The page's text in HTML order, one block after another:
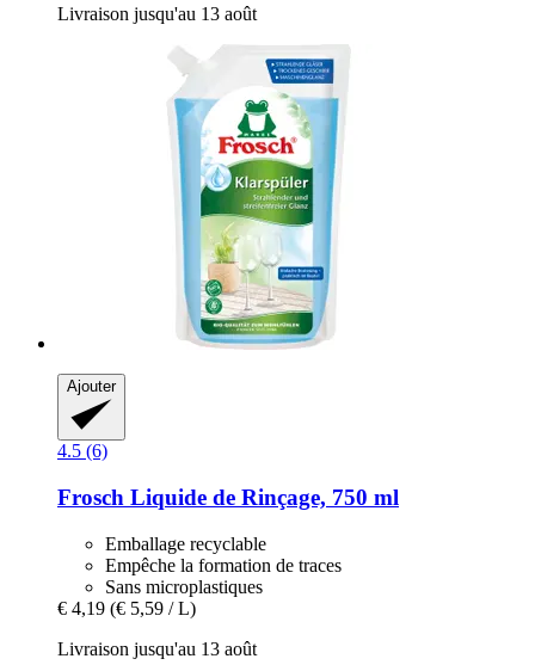
Livraison jusqu'au 13 août
Ajouter
4.5 (6)
Frosch Liquide de Rinçage, 750 ml
Emballage recyclable
Empêche la formation de traces
Sans microplastiques
€ 4,19 (€ 5,59 / L)
Livraison jusqu'au 13 août